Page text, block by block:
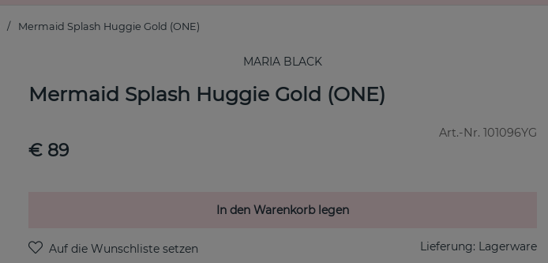
Mermaid Splash Huggie Gold (ONE)
MARIA BLACK
Mermaid Splash Huggie Gold (ONE)
Art.-Nr. 101096YG
€ 89
In den Warenkorb legen
Lieferung: Lagerware